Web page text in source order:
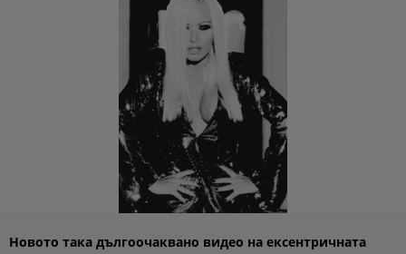
Новото така дългоочаквано видео на ексентричната